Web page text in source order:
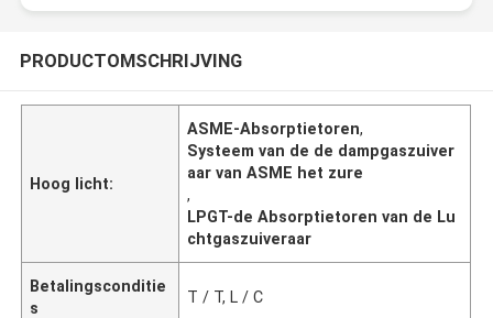
PRODUCTOMSCHRIJVING
Hoog licht:
ASME-Absorptietoren,
Systeem van de de dampgaszuiver
aar van ASME het zure
,
LPGT-de Absorptietoren van de Lu
chtgaszuiveraar
Betalingsconditie
s
T / T, L / C